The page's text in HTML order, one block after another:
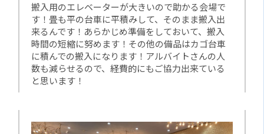
搬入用のエレベーターが大きいので助かる会場で
す！畳も平の台車に平積みして、そのまま搬入出
来るんです！あらかじめ準備をしておいて、搬入
時間の短縮に努めます！その他の備品はカゴ台車
に積んでの搬入になります！アルバイトさんの人
数も減らせるので、経費的にもご協力出来ている
と思います！